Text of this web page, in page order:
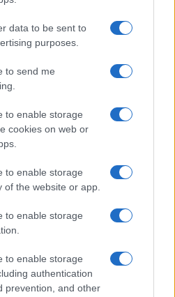
data to be sent to
purposes.
to send me
to enable storage
cookies on web or
to enable storage
of the website or app.
to enable storage
to enable storage
authentication
prevention, and other
Precio
$64,895.00
$1,907.04